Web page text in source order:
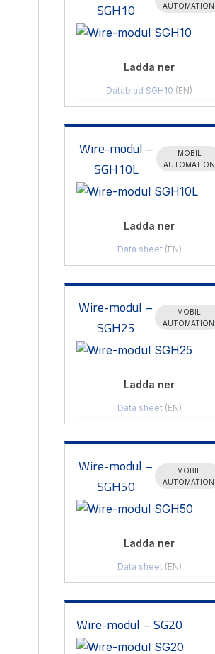
SGH10
AUTOMATION
Ladda ner
Datablad SGH10 (EN)
Produktöversikt(SE)
Hämta CAD-filer
Wire-modul –
SGH10L
MOBIL
AUTOMATION
Ladda ner
Data sheet (EN)
Produktöversikt(SE)
Hämta CAD-filer
Wire-modul –
SGH25
MOBIL
AUTOMATION
Ladda ner
Data sheet (EN)
Produktöversikt(SE)
Hämta CAD-filer
Wire-modul –
SGH50
MOBIL
AUTOMATION
Ladda ner
Data sheet (EN)
Produktöversikt(SE)
Wire-modul – SG20